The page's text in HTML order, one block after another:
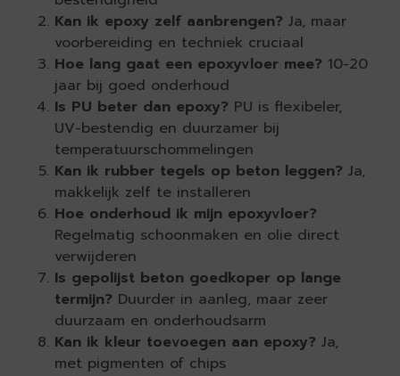
Kan ik epoxy zelf aanbrengen? Ja, maar
voorbereiding en techniek cruciaal
Hoe lang gaat een epoxyvloer mee? 10-20
jaar bij goed onderhoud
Is PU beter dan epoxy? PU is flexibeler,
UV-bestendig en duurzamer bij
temperatuurschommelingen
Kan ik rubber tegels op beton leggen? Ja,
makkelijk zelf te installeren
Hoe onderhoud ik mijn epoxyvloer?
Regelmatig schoonmaken en olie direct
verwijderen
Is gepolijst beton goedkoper op lange
termijn? Duurder in aanleg, maar zeer
duurzaam en onderhoudsarm
Kan ik kleur toevoegen aan epoxy? Ja,
met pigmenten of chips